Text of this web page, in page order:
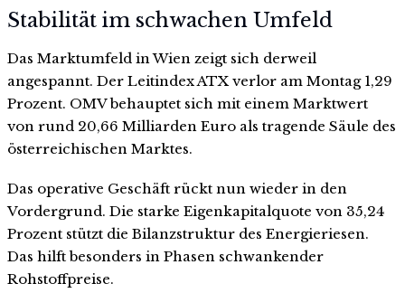
Stabilität im schwachen Umfeld
Das Marktumfeld in Wien zeigt sich derweil
angespannt. Der Leitindex ATX verlor am Montag 1,29
Prozent. OMV behauptet sich mit einem Marktwert
von rund 20,66 Milliarden Euro als tragende Säule des
österreichischen Marktes.
Das operative Geschäft rückt nun wieder in den
Vordergrund. Die starke Eigenkapitalquote von 35,24
Prozent stützt die Bilanzstruktur des Energieriesen.
Das hilft besonders in Phasen schwankender
Rohstoffpreise.